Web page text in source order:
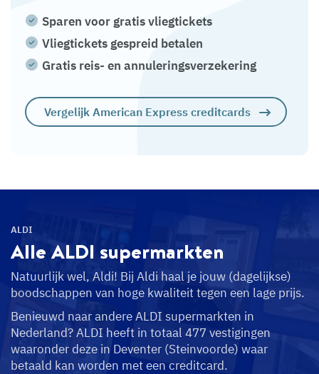
Sparen voor gratis vliegtickets
Vliegtickets gespreid betalen
Gratis reis- en annuleringsverzekering
Vergelijk American Express creditcards
ALDI
Alle ALDI supermarkten
Natuurlijk wel, Aldi! Bij Aldi haal je jouw (dagelijkse)
boodschappen van hoge kwaliteit tegen een lage prijs.
Benieuwd naar andere ALDI supermarkten in
Nederland? ALDI heeft in totaal 477 vestigingen
waaronder deze in Deventer (Steinvoorde) waar
betaald kan worden met een creditcard.